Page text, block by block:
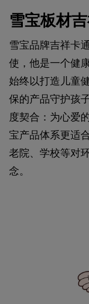
雪宝板材
雪宝品牌吉祥卡
使，他是一个健
始终以打造儿童
保的产品守护孩
度契合：为心爱
宝产品体系更适
老院、学校等对
念。